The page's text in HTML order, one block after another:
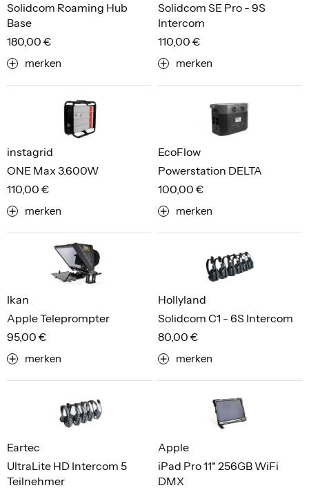
Solidcom Roaming Hub
Base
180,00 €
merken
Solidcom SE Pro - 9S
Intercom
110,00 €
merken
ONE Max 3.600W
instagrid
110,00 €
merken
Powerstation DELTA
EcoFlow
100,00 €
merken
Apple Teleprompter
Ikan
95,00 €
merken
Solidcom C1 - 6S Intercom
Hollyland
80,00 €
merken
UltraLite HD Intercom 5
Teilnehmer
Eartec
iPad Pro 11" 256GB WiFi
DMX
Apple